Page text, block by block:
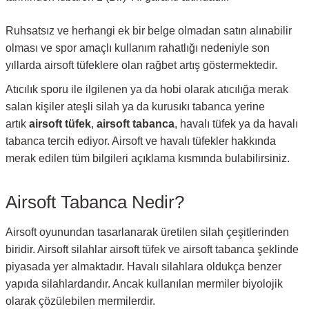
Ruhsatsız ve herhangi ek bir belge olmadan satın alınabilir
olması ve spor amaçlı kullanım rahatlığı nedeniyle son
yıllarda airsoft tüfeklere olan rağbet artış göstermektedir.
Atıcılık sporu ile ilgilenen ya da hobi olarak atıcılığa merak
salan kişiler ateşli silah ya da kurusıkı tabanca yerine
artık airsoft tüfek, airsoft tabanca, havalı tüfek ya da havalı
tabanca tercih ediyor. Airsoft ve havalı tüfekler hakkında
merak edilen tüm bilgileri açıklama kısmında bulabilirsiniz.
Airsoft Tabanca Nedir?
Airsoft oyunundan tasarlanarak üretilen silah çeşitlerinden
biridir. Airsoft silahlar airsoft tüfek ve airsoft tabanca şeklinde
piyasada yer almaktadır. Havalı silahlara oldukça benzer
yapıda silahlardandır. Ancak kullanılan mermiler biyolojik
olarak çözülebilen mermilerdir.